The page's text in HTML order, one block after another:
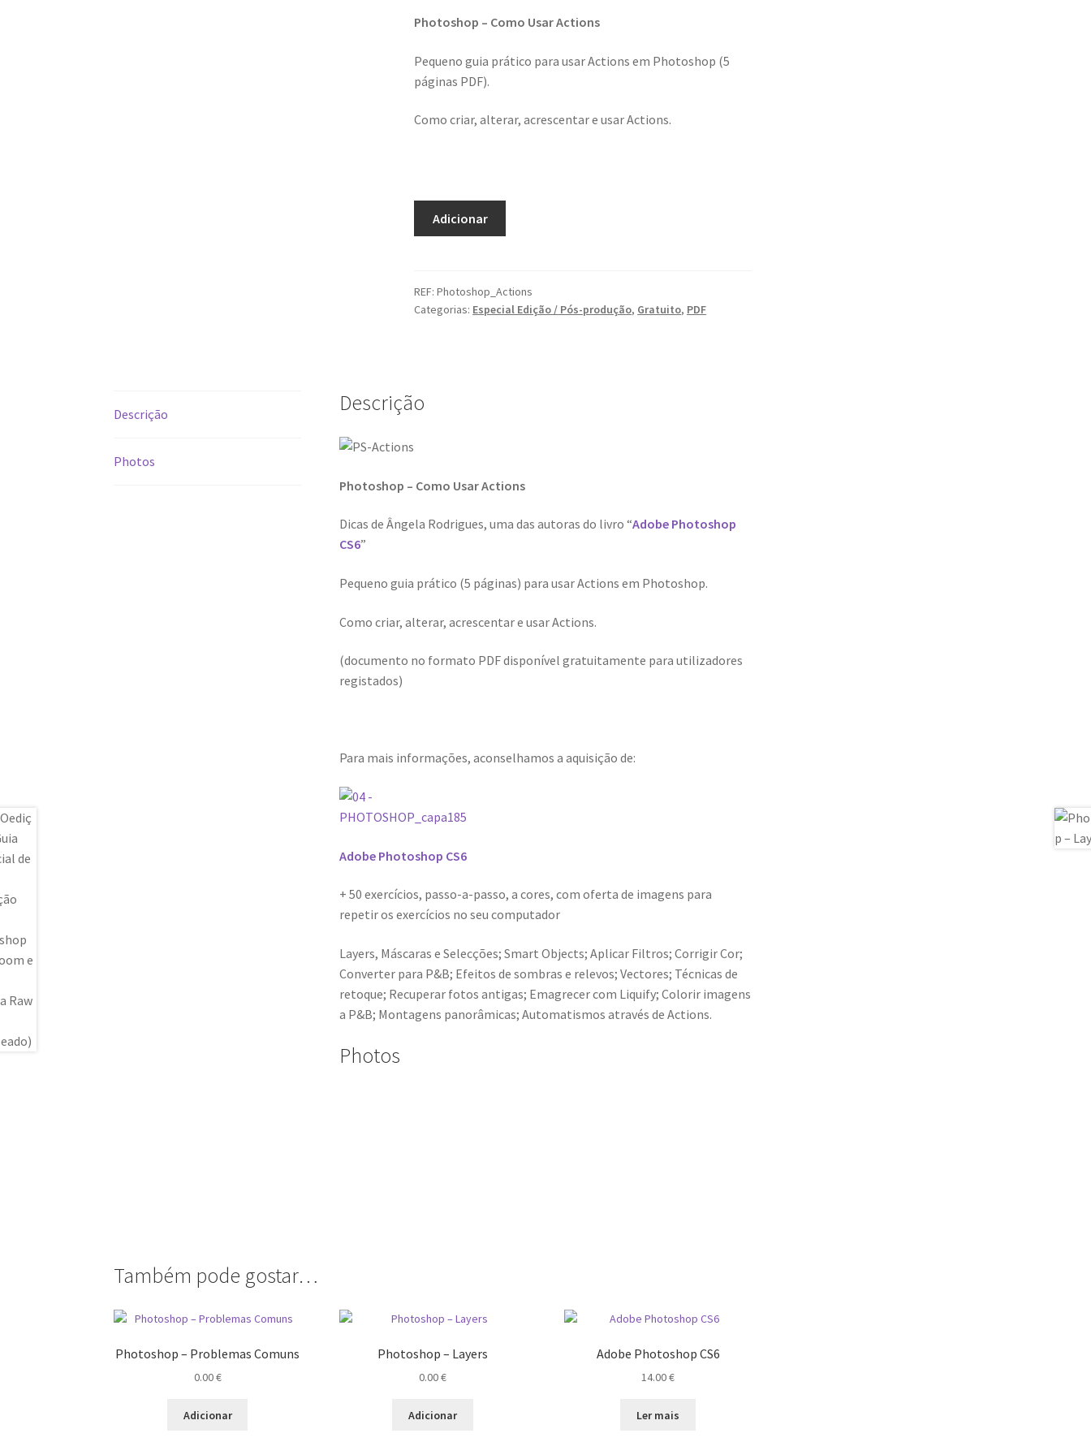
Photoshop – Como Usar Actions
Pequeno guia prático para usar Actions em Photoshop (5
páginas PDF).
Como criar, alterar, acrescentar e usar Actions.
Actions
Adicionar
REF:Photoshop_Actions
Categorias: Especial Edição / Pós-produção, Gratuito, PDF
Descrição
Photos
Descrição
Photoshop – Como Usar Actions
Dicas de Ângela Rodrigues, uma das autoras do livro “Adobe Photoshop
CS6”
Pequeno guia prático (5 páginas) para usar Actions em Photoshop.
Como criar, alterar, acrescentar e usar Actions.
(documento no formato PDF disponível gratuitamente para utilizadores
registados)
Para mais informações, aconselhamos a aquisição de:
Adobe Photoshop CS6
+ 50 exercícios, passo-a-passo, a cores, com oferta de imagens para
repetir os exercícios no seu computador
Layers, Máscaras e Selecções; Smart Objects; Aplicar Filtros; Corrigir Cor;
Converter para P&B; Efeitos de sombras e relevos; Vectores; Técnicas de
retoque; Recuperar fotos antigas; Emagrecer com Liquify; Colorir imagens
a P&B; Montagens panorâmicas; Automatismos através de Actions.
Photos
Também pode gostar…
Photoshop – Problemas Comuns
0.00€
Adicionar
Photoshop – Layers
0.00€
Adicionar
Adobe Photoshop CS6
14.00€
Ler mais